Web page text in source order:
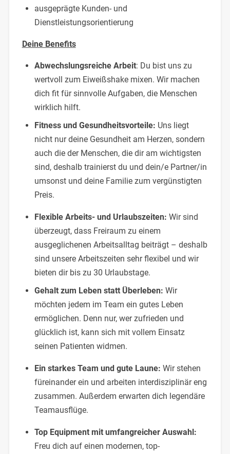
ausgeprägte Kunden- und
Dienstleistungsorientierung
Deine Benefits
Abwechslungsreiche Arbeit: Du bist uns zu
wertvoll zum Eiweißshake mixen. Wir machen
dich fit für sinnvolle Aufgaben, die Menschen
wirklich hilft.
Fitness und Gesundheitsvorteile: Uns liegt
nicht nur deine Gesundheit am Herzen, sondern
auch die der Menschen, die dir am wichtigsten
sind, deshalb trainierst du und dein/e Partner/in
umsonst und deine Familie zum vergünstigten
Preis.
Flexible Arbeits- und Urlaubszeiten: Wir sind
überzeugt, dass Freiraum zu einem
ausgeglichenen Arbeitsalltag beiträgt – deshalb
sind unsere Arbeitszeiten sehr flexibel und wir
bieten dir bis zu 30 Urlaubstage.
Gehalt zum Leben statt Überleben: Wir
möchten jedem im Team ein gutes Leben
ermöglichen. Denn nur, wer zufrieden und
glücklich ist, kann sich mit vollem Einsatz
seinen Patienten widmen.
Ein starkes Team und gute Laune: Wir stehen
füreinander ein und arbeiten interdisziplinär eng
zusammen. Außerdem erwarten dich legendäre
Teamausflüge.
Top Equipment mit umfangreicher Auswahl:
Freu dich auf einen modernen, top-